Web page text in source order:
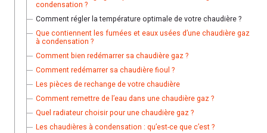
condensation ?
Comment régler la température optimale de votre chaudière ?
Que contiennent les fumées et eaux usées d’une chaudière gaz
à condensation ?
Comment bien redémarrer sa chaudière gaz ?
Comment redémarrer sa chaudière fioul ?
Les pièces de rechange de votre chaudière
Comment remettre de l’eau dans une chaudière gaz ?
Quel radiateur choisir pour une chaudière gaz ?
Les chaudières à condensation : qu’est-ce que c’est ?